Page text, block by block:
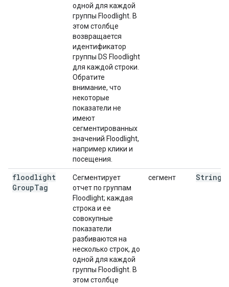
одной для каждой
группы Floodlight. В
этом столбце
возвращается
идентификатор
группы DS Floodlight
для каждой строки.
Обратите
внимание, что
некоторые
показатели не
имеют
сегментированных
значений Floodlight,
например клики и
посещения.
floodlight
GroupTag
Сегментирует
отчет по группам
Floodlight; каждая
строка и ее
совокупные
показатели
разбиваются на
несколько строк, до
одной для каждой
группы Floodlight. В
этом столбце
сегмент String